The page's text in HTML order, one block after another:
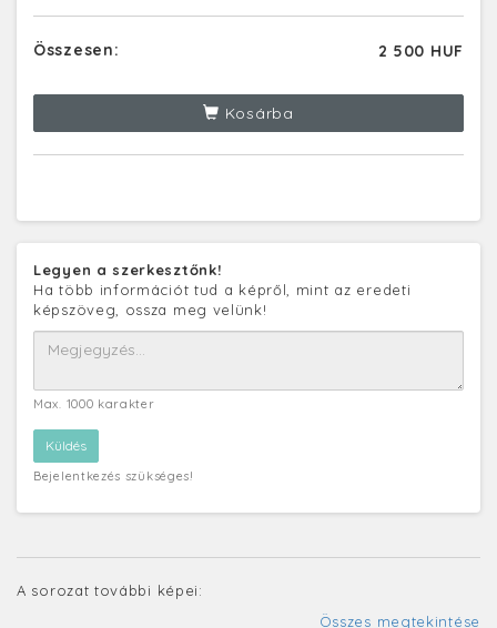
Összesen: 2 500 HUF
Kosárba
Legyen a szerkesztőnk!
Ha több információt tud a képről, mint az eredeti
képszöveg, ossza meg velünk!
Max. 1000 karakter
Bejelentkezés szükséges!
A sorozat további képei:
Összes megtekintése